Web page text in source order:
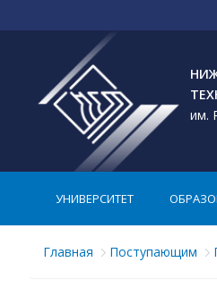
им.
УНИВЕРСИТЕТ
Главная Поступающим